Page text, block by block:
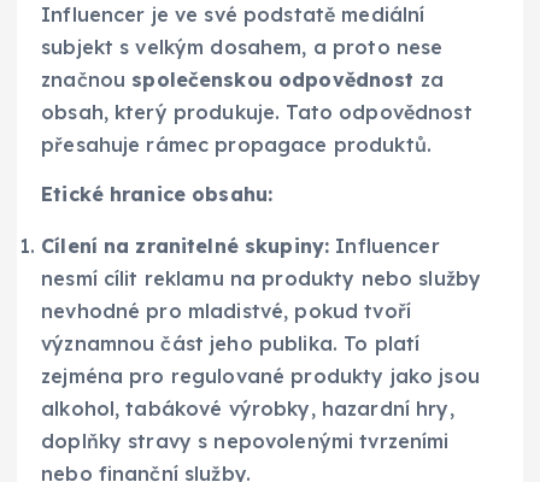
Influencer je ve své podstatě mediální
subjekt s velkým dosahem, a proto nese
značnou společenskou odpovědnost za
obsah, který produkuje. Tato odpovědnost
přesahuje rámec propagace produktů.
Etické hranice obsahu:
Cílení na zranitelné skupiny: Influencer
nesmí cílit reklamu na produkty nebo služby
nevhodné pro mladistvé, pokud tvoří
významnou část jeho publika. To platí
zejména pro regulované produkty jako jsou
alkohol, tabákové výrobky, hazardní hry,
doplňky stravy s nepovolenými tvrzeními
nebo finanční služby.